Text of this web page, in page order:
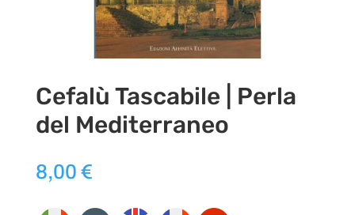
Cefalù Tascabile | Perla
del Mediterraneo
8,00 €